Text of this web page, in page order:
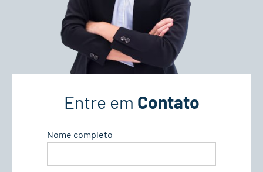
Entre em Contato
Nome completo